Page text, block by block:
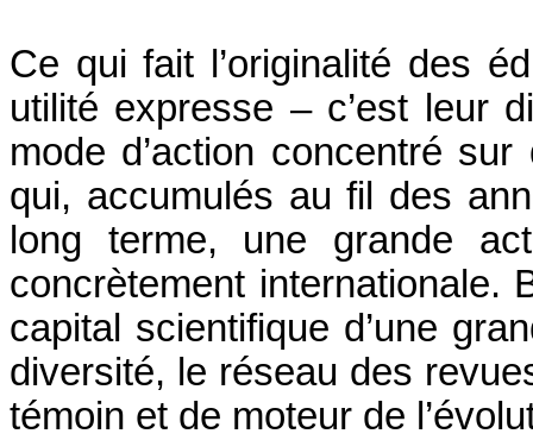
Ce qui fait l’originalité des
utilité expresse – c’est leur
mode d’action concentré
qui, accumulés au fil des
long terme, une grande
concrètement internationale.
capital scientifique d’une
diversité, le réseau des
témoin et de moteur de